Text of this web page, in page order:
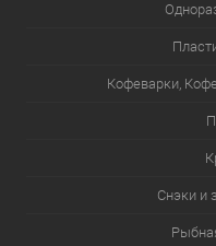
Кофеварки,
Снэки и